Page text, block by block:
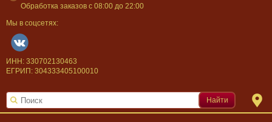
Обработка заказов с 08:00 до 22:00
Мы в соцсетях:
ИНН: 330702130463
ЕГРИП: 304333405100010
Найти